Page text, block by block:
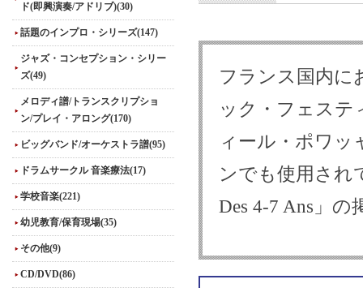
ド(即興演奏/アドリブ)(30)
話題のインプロ・シリーズ(147)
ジャズ・コンセプション・シリー
ズ(49)
メロディ譜/トランスクリプショ
ン/プレイ・アロング(170)
ビッグバンド/オーケストラ譜(95)
ドラムサークル 音楽療法(17)
学校音楽(221)
幼児教育/保育現場(35)
その他(9)
CD/DVD(86)
フランス国内に
ック・フェステ
ィール・ポワッ
ンでも使用され
Des 4-7 Ans」の